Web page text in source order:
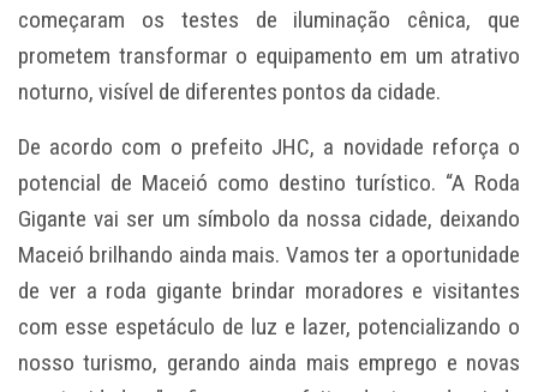
começaram os testes de iluminação cênica, que
prometem transformar o equipamento em um atrativo
noturno, visível de diferentes pontos da cidade.
De acordo com o prefeito JHC, a novidade reforça o
potencial de Maceió como destino turístico. “A Roda
Gigante vai ser um símbolo da nossa cidade, deixando
Maceió brilhando ainda mais. Vamos ter a oportunidade
de ver a roda gigante brindar moradores e visitantes
com esse espetáculo de luz e lazer, potencializando o
nosso turismo, gerando ainda mais emprego e novas